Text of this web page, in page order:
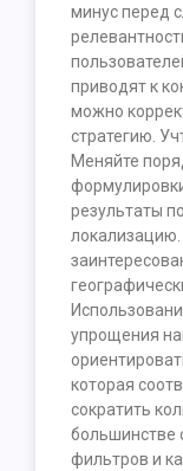
минус перед
приводят к
можно
стратегию.
Меняйте
результаты
упрощения
которая
сократить
большинстве
фильтров и